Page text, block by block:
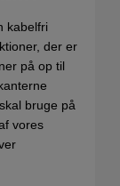
kabelfri
der er
på op til
bruge på
vores